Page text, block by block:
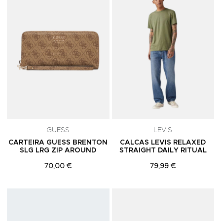
GUESS
CARTEIRA GUESS BRENTON
SLG LRG ZIP AROUND
70,00 €
LEVIS
CALCAS LEVIS RELAXED
STRAIGHT DAILY RITUAL
79,99 €